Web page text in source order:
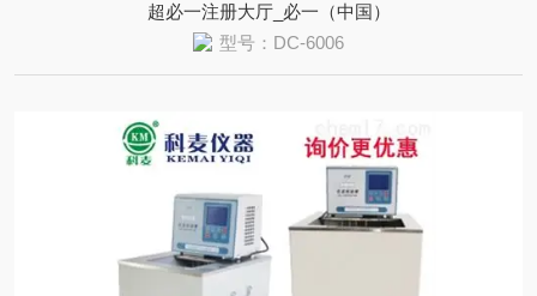
超必一注册大厅_必一（中国）
型号：DC-6006